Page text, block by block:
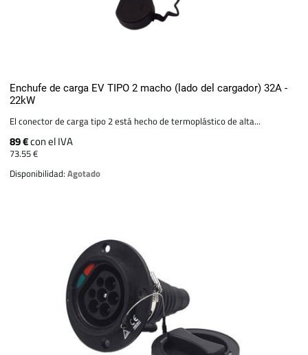
Enchufe de carga EV TIPO 2 macho (lado del cargador) 32A -
22kW
El conector de carga tipo 2 está hecho de termoplástico de alta...
89 €con el IVA
73.55 €
Disponibilidad:Agotado